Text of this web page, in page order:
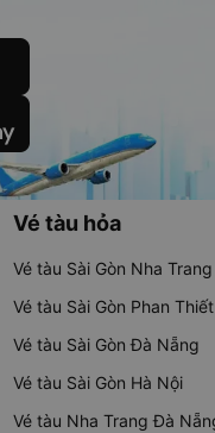
Vé tàu hỏa
Vé tàu Sài Gòn Nha Trang
Vé tàu Sài Gòn Phan Thiết
Vé tàu Sài Gòn Đà Nẵng
Vé tàu Sài Gòn Hà Nội
Vé tàu Nha Trang Đà